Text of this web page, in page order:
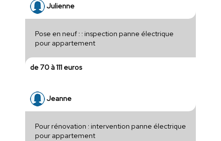
Julienne
Pose en neuf : : inspection panne électrique
pour appartement
de 70 à 111 euros
Jeanne
Pour rénovation : intervention panne électrique
pour appartement